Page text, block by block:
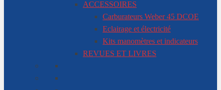
ACCESSOIRES
Carburateurs Weber 45 DCOE
Eclairage et électricité
Kits manomètres et indicateurs
REVUES ET LIVRES